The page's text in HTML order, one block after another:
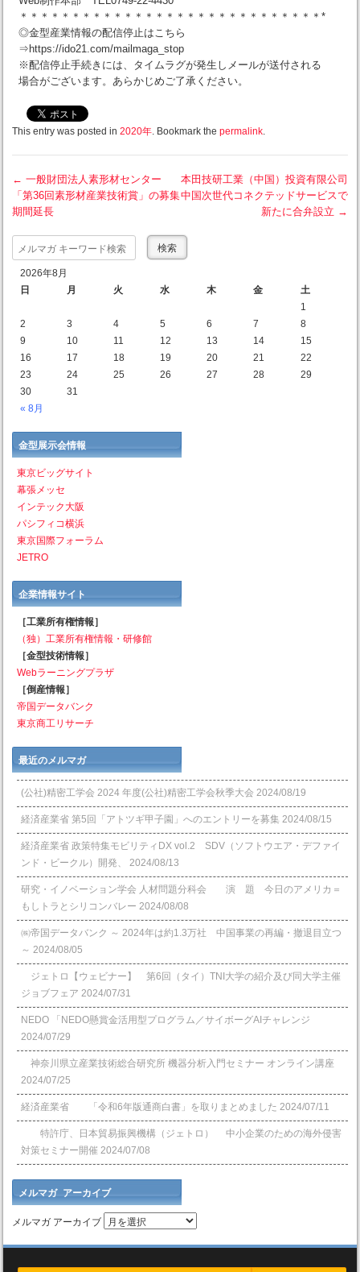
＊＊＊＊＊＊＊＊＊＊＊＊＊＊＊＊＊＊＊＊＊＊＊＊＊＊＊＊＊*
◎金型産業情報の配信停止はこちら
⇒https://ido21.com/mailmaga_stop
※配信停止手続きには、タイムラグが発生しメールが送付される
場合がございます。あらかじめご了承ください。
This entry was posted in 2020年. Bookmark the permalink.
Post navigation
← 一般財団法人素形材センター
「第36回素形材産業技術賞」の募集
期間延長
本田技研工業（中国）投資有限公司
中国次世代コネクテッドサービスで
新たに合弁設立 →
Search
2026年8月
日
月 火 水 木 金 土
« 8月
1
2
3 4 5 6 7
8
9
10 11 12 13 14
15
16
17 18 19 20 21
22
23
24 25 26 27 28
29
30
31
金型展示会情報
東京ビッグサイト
幕張メッセ
インテック大阪
パシフィコ横浜
東京国際フォーラム
JETRO
企業情報サイト
［工業所有権情報］
（独）工業所有権情報・研修館
［金型技術情報］
Webラーニングプラザ
［倒産情報］
帝国データバンク
東京商工リサーチ
最近のメルマガ
(公社)精密工学会 2024 年度(公社)精密工学会秋季大会 2024/08/19
経済産業省 第5回「アトツギ甲子園」へのエントリーを募集 2024/08/15
経済産業省 政策特集モビリティDX vol.2 SDV（ソフトウエア・デファイ
ンド・ビークル）開発、
2024/08/13
研究・イノベーション学会 人材問題分科会 演 題 今日のアメリカ＝
もしトラとシリコンバレー 2024/08/08
㈱帝国データバンク ～ 2024年は約1.3万社 中国事業の再編・撤退目立つ
～ 2024/08/05
ジェトロ【ウェビナー】 第6回（タイ）TNI大学の紹介及び同大学主催
ジョブフェア 2024/07/31
NEDO 「NEDO懸賞⾦活⽤型プログラム／サイボーグAIチャレンジ
2024/07/29
神奈川県立産業技術総合研究所 機器分析入門セミナー オンライン講座
2024/07/25
経済産業省 「令和6年版通商白書」を取りまとめました 2024/07/11
特許庁、日本貿易振興機構（ジェトロ） 中小企業のための海外侵害
対策セミナー開催 2024/07/08
メルマガ アーカイブ
メルマガ アーカイブ